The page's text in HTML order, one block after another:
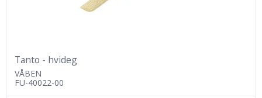
Tanto - hvideg
VÅBEN
FU-40022-00